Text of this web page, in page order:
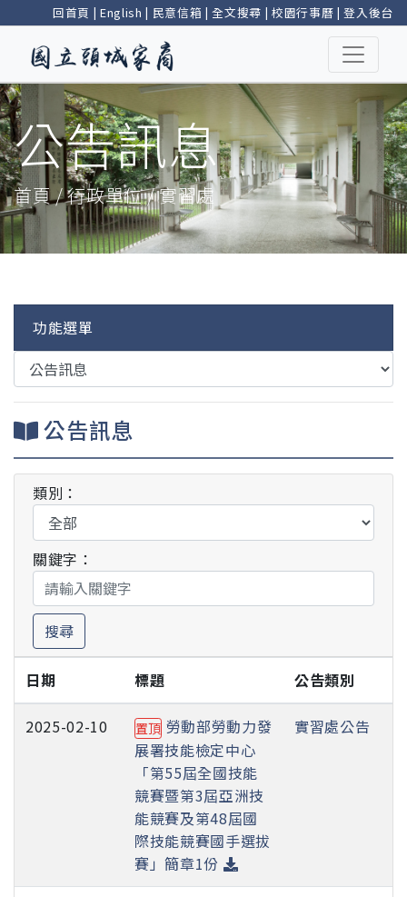
回首頁 | English | 民意信箱 |全文搜尋 | 校園行事曆 |登入後台
公告訊息
首頁 / 行政單位 / 實習處
功能選單
公告訊息
類別：
關鍵字：
搜尋
日期 標題 公告類別
2025-02-10 置頂 勞動部勞動力發
展署技能檢定中心
「第55屆全國技能
競賽暨第3屆亞洲技
能競賽及第48屆國
際技能競賽國手選拔
賽」簡章1份
實習處公告